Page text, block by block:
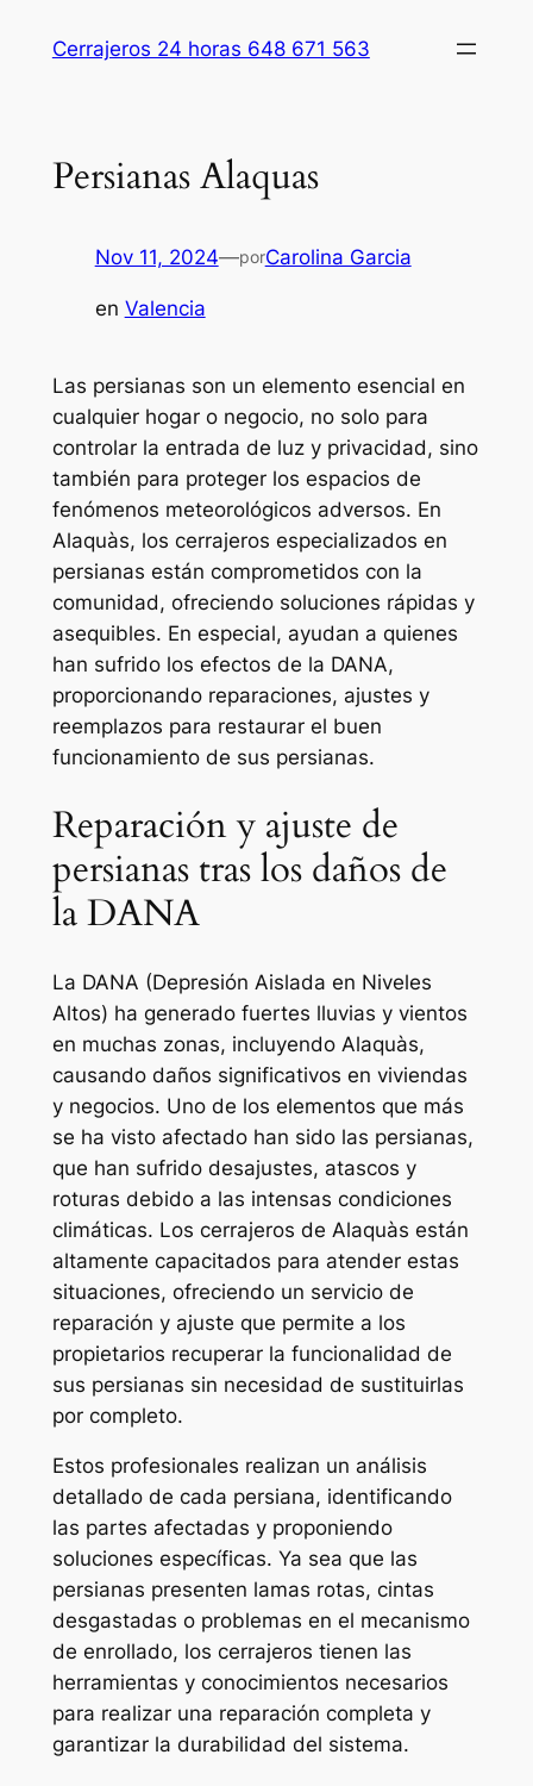
Cerrajeros 24 horas 648 671 563
Persianas Alaquas
Nov 11, 2024—porCarolina Garcia
en Valencia
Las persianas son un elemento esencial en
cualquier hogar o negocio, no solo para
controlar la entrada de luz y privacidad, sino
también para proteger los espacios de
fenómenos meteorológicos adversos. En
Alaquàs, los cerrajeros especializados en
persianas están comprometidos con la
comunidad, ofreciendo soluciones rápidas y
asequibles. En especial, ayudan a quienes
han sufrido los efectos de la DANA,
proporcionando reparaciones, ajustes y
reemplazos para restaurar el buen
funcionamiento de sus persianas.
Reparación y ajuste de
persianas tras los daños de
la DANA
La DANA (Depresión Aislada en Niveles
Altos) ha generado fuertes lluvias y vientos
en muchas zonas, incluyendo Alaquàs,
causando daños significativos en viviendas
y negocios. Uno de los elementos que más
se ha visto afectado han sido las persianas,
que han sufrido desajustes, atascos y
roturas debido a las intensas condiciones
climáticas. Los cerrajeros de Alaquàs están
altamente capacitados para atender estas
situaciones, ofreciendo un servicio de
reparación y ajuste que permite a los
propietarios recuperar la funcionalidad de
sus persianas sin necesidad de sustituirlas
por completo.
Estos profesionales realizan un análisis
detallado de cada persiana, identificando
las partes afectadas y proponiendo
soluciones específicas. Ya sea que las
persianas presenten lamas rotas, cintas
desgastadas o problemas en el mecanismo
de enrollado, los cerrajeros tienen las
herramientas y conocimientos necesarios
para realizar una reparación completa y
garantizar la durabilidad del sistema.